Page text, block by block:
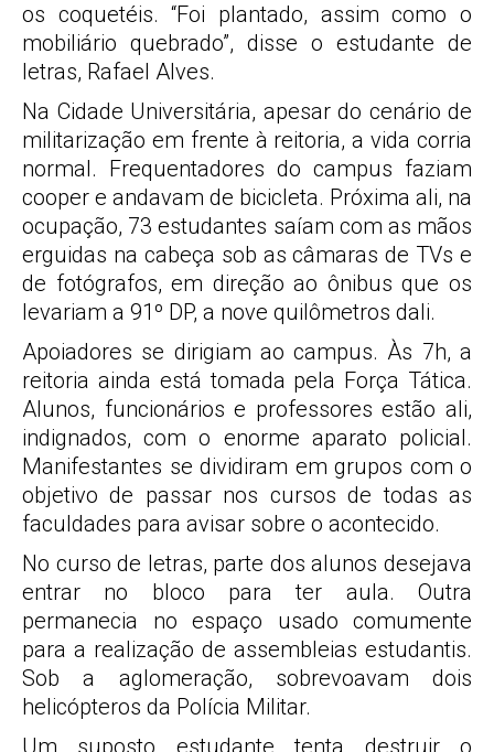
os coquetéis. “Foi plantado, assim como o
mobiliário quebrado”, disse o estudante de
letras, Rafael Alves.
Na Cidade Universitária, apesar do cenário de
militarização em frente à reitoria, a vida corria
normal. Frequentadores do campus faziam
cooper e andavam de bicicleta. Próxima ali, na
ocupação, 73 estudantes saíam com as mãos
erguidas na cabeça sob as câmaras de TVs e
de fotógrafos, em direção ao ônibus que os
levariam a 91º DP, a nove quilômetros dali.
Apoiadores se dirigiam ao campus. Às 7h, a
reitoria ainda está tomada pela Força Tática.
Alunos, funcionários e professores estão ali,
indignados, com o enorme aparato policial.
Manifestantes se dividiram em grupos com o
objetivo de passar nos cursos de todas as
faculdades para avisar sobre o acontecido.
No curso de letras, parte dos alunos desejava
entrar no bloco para ter aula. Outra
permanecia no espaço usado comumente
para a realização de assembleias estudantis.
Sob a aglomeração, sobrevoavam dois
helicópteros da Polícia Militar.
Um suposto estudante tenta destruir o